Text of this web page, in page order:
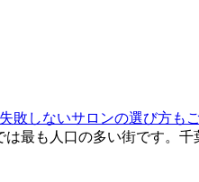
敗しないサロンの選び方も
最も人口の多い街です。